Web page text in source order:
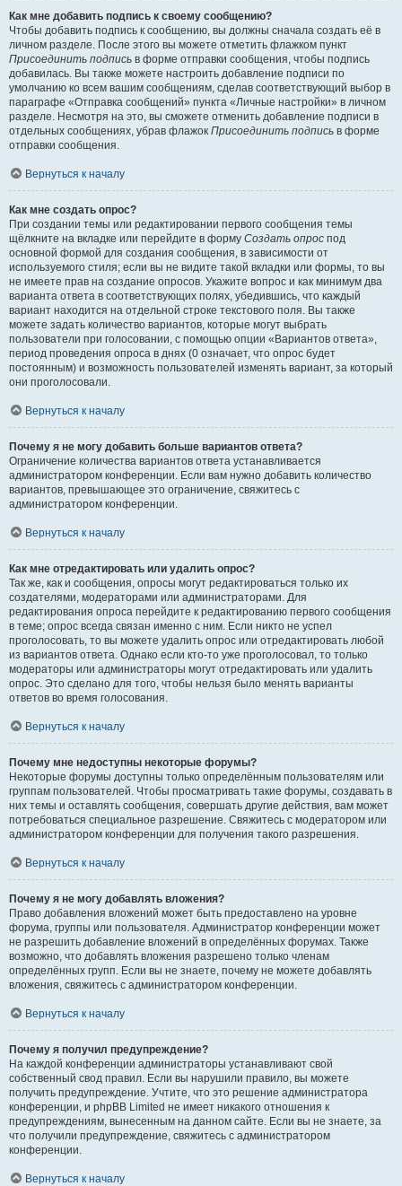
Как мне добавить подпись к своему сообщению?
Чтобы добавить подпись к сообщению, вы должны сначала создать её в
личном разделе. После этого вы можете отметить флажком пункт
Присоединить подпись в форме отправки сообщения, чтобы подпись
добавилась. Вы также можете настроить добавление подписи по
умолчанию ко всем вашим сообщениям, сделав соответствующий выбор в
параграфе «Отправка сообщений» пункта «Личные настройки» в личном
разделе. Несмотря на это, вы сможете отменить добавление подписи в
отдельных сообщениях, убрав флажок Присоединить подпись в форме
отправки сообщения.
Вернуться к началу
Как мне создать опрос?
При создании темы или редактировании первого сообщения темы
щёлкните на вкладке или перейдите в форму Создать опрос под
основной формой для создания сообщения, в зависимости от
используемого стиля; если вы не видите такой вкладки или формы, то вы
не имеете прав на создание опросов. Укажите вопрос и как минимум два
варианта ответа в соответствующих полях, убедившись, что каждый
вариант находится на отдельной строке текстового поля. Вы также
можете задать количество вариантов, которые могут выбрать
пользователи при голосовании, с помощью опции «Вариантов ответа»,
период проведения опроса в днях (0 означает, что опрос будет
постоянным) и возможность пользователей изменять вариант, за который
они проголосовали.
Вернуться к началу
Почему я не могу добавить больше вариантов ответа?
Ограничение количества вариантов ответа устанавливается
администратором конференции. Если вам нужно добавить количество
вариантов, превышающее это ограничение, свяжитесь с
администратором конференции.
Вернуться к началу
Как мне отредактировать или удалить опрос?
Так же, как и сообщения, опросы могут редактироваться только их
создателями, модераторами или администраторами. Для
редактирования опроса перейдите к редактированию первого сообщения
в теме; опрос всегда связан именно с ним. Если никто не успел
проголосовать, то вы можете удалить опрос или отредактировать любой
из вариантов ответа. Однако если кто-то уже проголосовал, то только
модераторы или администраторы могут отредактировать или удалить
опрос. Это сделано для того, чтобы нельзя было менять варианты
ответов во время голосования.
Вернуться к началу
Почему мне недоступны некоторые форумы?
Некоторые форумы доступны только определённым пользователям или
группам пользователей. Чтобы просматривать такие форумы, создавать в
них темы и оставлять сообщения, совершать другие действия, вам может
потребоваться специальное разрешение. Свяжитесь с модератором или
администратором конференции для получения такого разрешения.
Вернуться к началу
Почему я не могу добавлять вложения?
Право добавления вложений может быть предоставлено на уровне
форума, группы или пользователя. Администратор конференции может
не разрешить добавление вложений в определённых форумах. Также
возможно, что добавлять вложения разрешено только членам
определённых групп. Если вы не знаете, почему не можете добавлять
вложения, свяжитесь с администратором конференции.
Вернуться к началу
Почему я получил предупреждение?
На каждой конференции администраторы устанавливают свой
собственный свод правил. Если вы нарушили правило, вы можете
получить предупреждение. Учтите, что это решение администратора
конференции, и phpBB Limited не имеет никакого отношения к
предупреждениям, вынесенным на данном сайте. Если вы не знаете, за
что получили предупреждение, свяжитесь с администратором
конференции.
Вернуться к началу